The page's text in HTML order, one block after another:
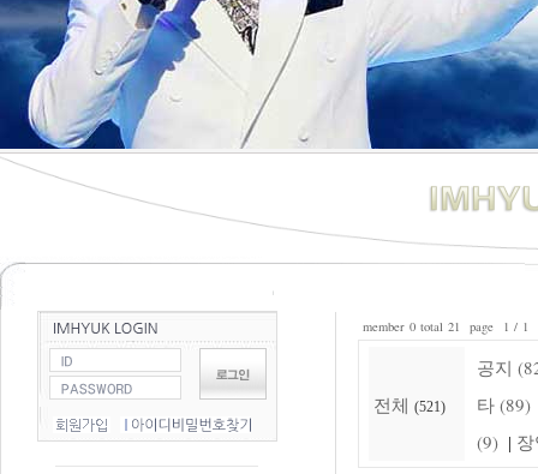
member 0 total 21 page 1 / 1
전체 (521)
공지
타 (89)
(9) |